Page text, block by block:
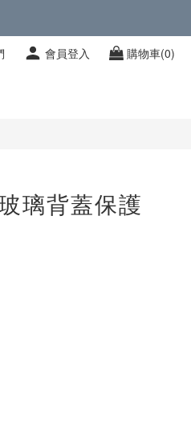
會員登入 購物車(0)
璃背蓋保護